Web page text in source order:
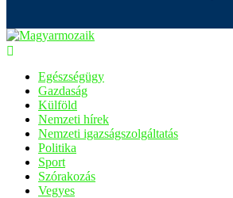
Egészségügy
Gazdaság
Külföld
Nemzeti hírek
Nemzeti igazságszolgáltatás
Politika
Sport
Szórakozás
Vegyes